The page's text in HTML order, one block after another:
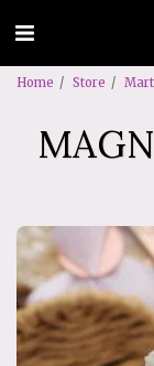
Home Store